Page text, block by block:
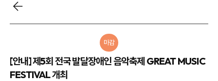
마감
[안내] 제5회 전국 발달장애인 음악축제 GREAT MUSIC
FESTIVAL 개최